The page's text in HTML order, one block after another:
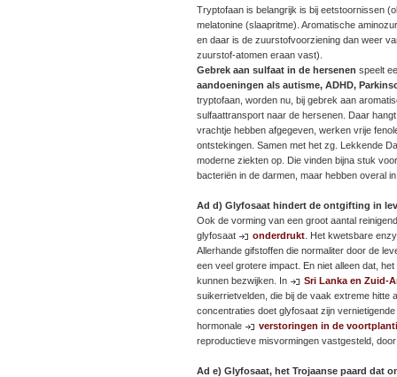
Tryptofaan is belangrijk is bij eetstoornissen
melatonine (slaapritme). Aromatische
en daar is de zuurstofvoorziening dan weer
zuurstof-atomen eraan vast).
Gebrek aan sulfaat in de hersenen speelt
aandoeningen als autisme, ADHD,
tryptofaan, worden nu, bij gebrek aan
sulfaattransport naar de hersenen. Daar
vrachtje hebben afgegeven, werken vrije
ontstekingen. Samen met het zg. Lekkende
moderne ziekten op. Die vinden bijna stuk
bacteriën in de darmen, maar hebben overal
Ad d) Glyfosaat hindert de ontgifting in
Ook de vorming van een groot aantal
glyfosaat
onderdrukt . Het kwetsbare
Allerhande gifstoffen die normaliter door de
een veel grotere impact. En niet alleen dat,
kunnen bezwijken. In
Sri Lanka en Zuid-
suikerrietvelden, die bij de vaak extreme hitte
concentraties doet glyfosaat zijn
hormonale
verstoringen in de
reproductieve misvormingen vastgesteld,
Ad e) Glyfosaat, het Trojaanse paard dat